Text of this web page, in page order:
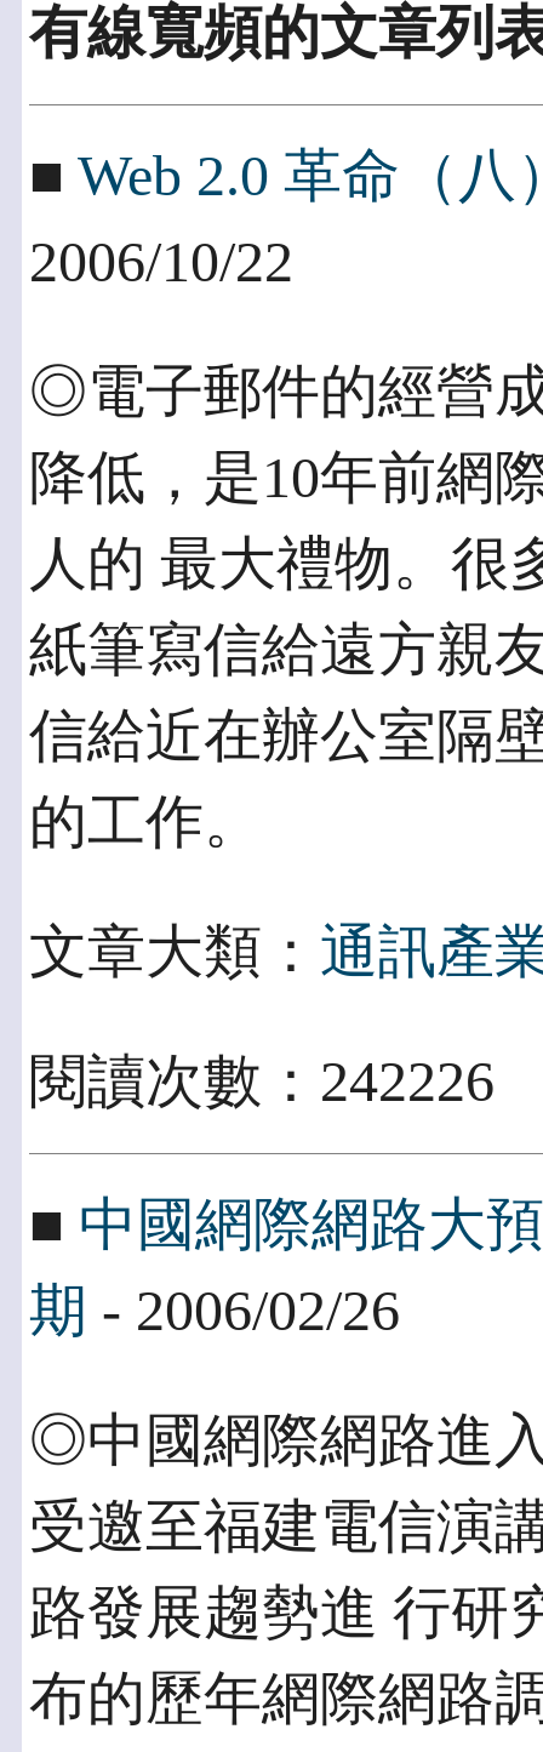
有線寬頻的文章列
■ Web 2.0 革命（
2006/10/22
◎電子郵件的經營
降低，是10年前網
人的 最大禮物。很
紙筆寫信給遠方親
信給近在辦公室隔
的工作。
文章大類： 通訊產
閱讀次數：
■ 中國網際網路大
期 - 2006/02/26
◎中國網際網路進
受邀至福建電信演
路發展趨勢進 行研
布的歷年網際網路